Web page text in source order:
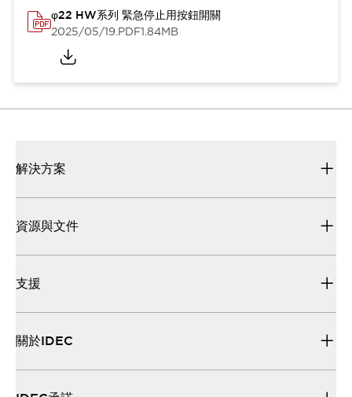
φ22 HW系列 緊急停止用按鈕開關
2025/05/19.PDF1.84MB
解決方案
資源與文件
支援
關於IDEC